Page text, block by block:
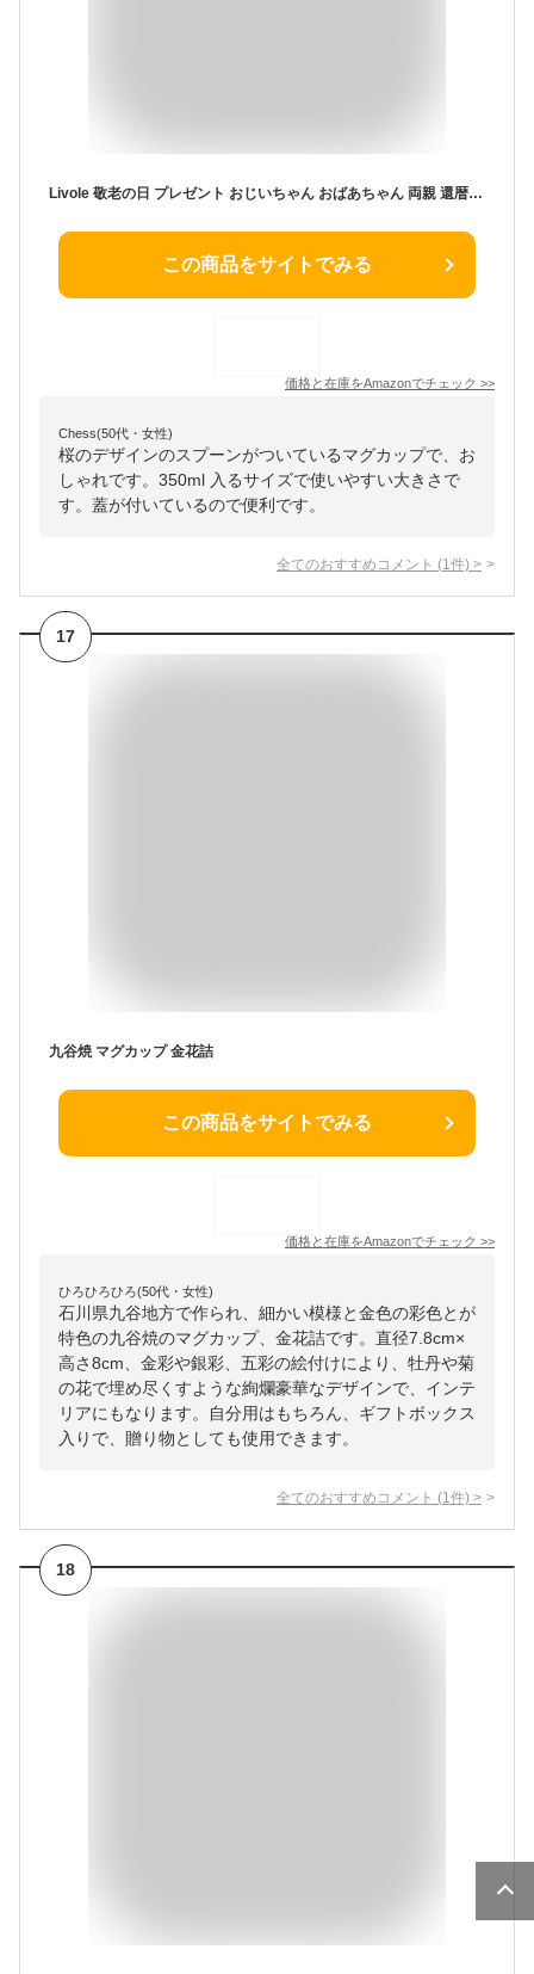
Livole 敬老の日 プレゼント おじいちゃん おばあちゃん 両親 還暦 古稀 喜寿 マグカップ ペア セット スプーン付き 蓋付き ピンク グレー コーヒーカップ 大きめ 350ml*2 カップ コーヒー ジュース お茶 誕生日 記念日 贈り物 プレゼント 陶器 食洗機対応 「じいじです＆ばあばです」
この商品をサイトでみる
価格と在庫をAmazonでチェック >>
Chess(50代・女性)
桜のデザインのスプーンがついているマグカップで、お
しゃれです。350ml 入るサイズで使いやすい大きさで
す。蓋が付いているので便利です。
全てのおすすめコメント (1 件) >
17
九谷焼 マグカップ 金花詰
この商品をサイトでみる
価格と在庫をAmazonでチェック >>
ひろひろひろ(50代・女性)
石川県九谷地方で作られ、細かい模様と金色の彩色とが
特色の九谷焼のマグカップ、金花詰です。直径7.8cm×
高さ8cm、金彩や銀彩、五彩の絵付けにより、牡丹や菊
の花で埋め尽くすような絢爛豪華なデザインで、インテ
リアにもなります。自分用はもちろん、ギフトボックス
入りで、贈り物としても使用できます。
全てのおすすめコメント (1 件) >
18